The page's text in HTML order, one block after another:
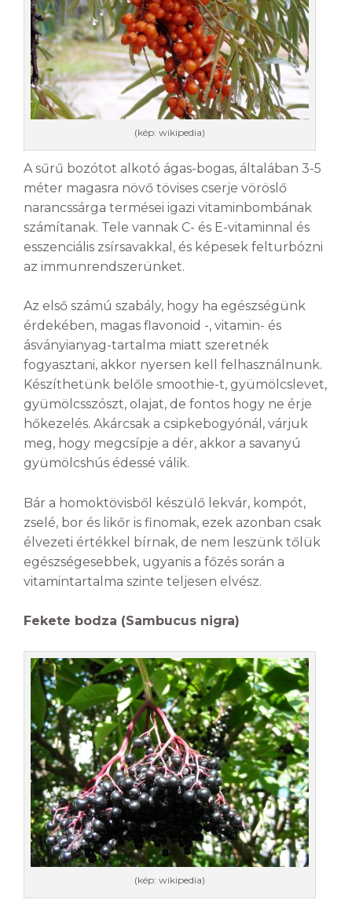
(kép: wikipedia)
A sűrű bozótot alkotó ágas-bogas, általában 3-5
méter magasra növő tövises cserje vöröslő
narancssárga termései igazi vitaminbombának
számítanak. Tele vannak C- és E-vitaminnal és
esszenciális zsírsavakkal, és képesek felturbózni
az immunrendszerünket.
Az első számú szabály, hogy ha egészségünk
érdekében, magas flavonoid -, vitamin- és
ásványianyag-tartalma miatt szeretnék
fogyasztani, akkor nyersen kell felhasználnunk.
Készíthetünk belőle smoothie-t, gyümölcslevet,
gyümölcsszószt, olajat, de fontos hogy ne érje
hőkezelés. Akárcsak a csipkebogyónál, várjuk
meg, hogy megcsípje a dér, akkor a savanyú
gyümölcshús édessé válik.
Bár a homoktövisből készülő lekvár, kompót,
zselé, bor és likőr is finomak, ezek azonban csak
élvezeti értékkel bírnak, de nem leszünk tőlük
egészségesebbek, ugyanis a főzés során a
vitamintartalma szinte teljesen elvész.
Fekete bodza (Sambucus nigra)
(kép: wikipedia)